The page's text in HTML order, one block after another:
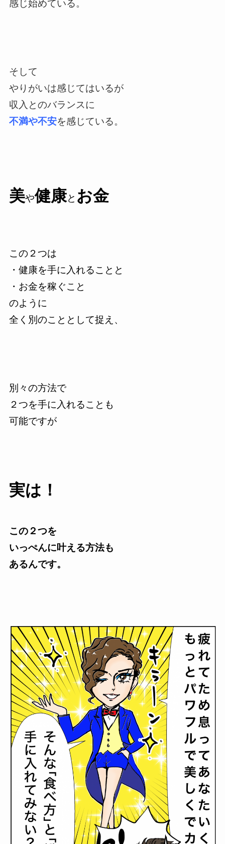
感じ始めている。
そして
やりがいは感じてはいるが
収入とのバランスに
不満や不安を感じている。
美や健康と お金
この２つは
・健康を手に入れることと
・お金を稼ぐこと
のように
全く別のこととして捉え、
別々の方法で
２つを手に入れることも
可能ですが
実は！
この２つを
いっぺんに叶える方法も
あるんです。